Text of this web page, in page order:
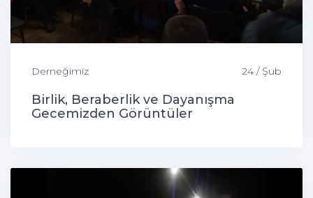
Derneğimiz 24 / Şub
Birlik, Beraberlik ve Dayanışma
Gecemizden Görüntüler